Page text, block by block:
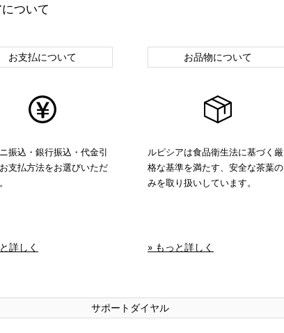
ついて
お支払について
振込・銀行振込・代金引
支払方法をお選びいただ
詳しく
お品物について
ルピシアは食品衛生法に基づく厳
格な基準を満たす、安全な茶葉の
みを取り扱いしています。
» もっと詳しく
サポートダイヤル